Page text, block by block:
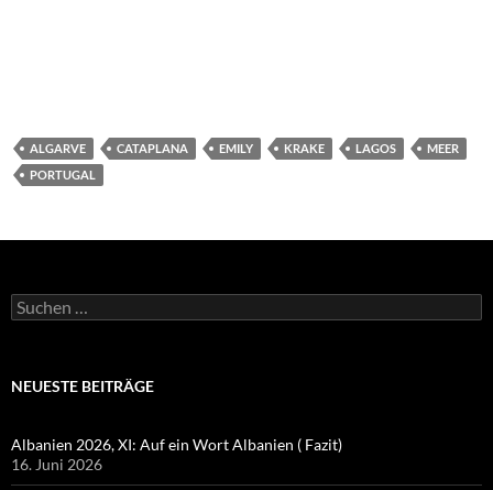
ALGARVE CATAPLANA EMILY KRAKE LAGOS
MEER
PORTUGAL
Suchen
nach:
NEUESTE BEITRÄGE
Albanien 2026, XI: Auf ein Wort Albanien ( Fazit)
16. Juni 2026